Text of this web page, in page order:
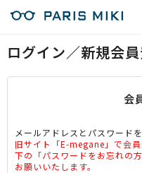
ログイン／新規会
会
メールアドレスとパスワード
旧サイト「E-megane」で会
下の「パスワードをお忘れの
お願いいたします。